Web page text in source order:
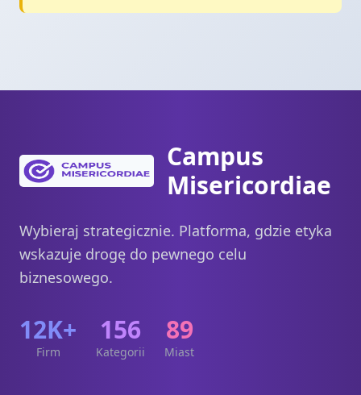
Campus
Misericordiae
Wybieraj strategicznie. Platforma, gdzie etyka
wskazuje drogę do pewnego celu
biznesowego.
12K+
Firm
156
Kategorii
89
Miast